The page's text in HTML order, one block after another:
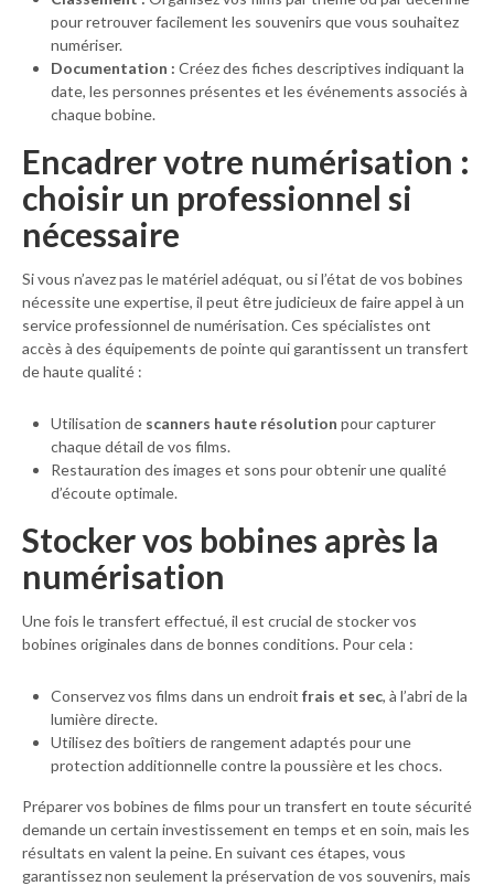
pour retrouver facilement les souvenirs que vous souhaitez
numériser.
Documentation : Créez des fiches descriptives indiquant la
date, les personnes présentes et les événements associés à
chaque bobine.
Encadrer votre numérisation :
choisir un professionnel si
nécessaire
Si vous n’avez pas le matériel adéquat, ou si l’état de vos bobines
nécessite une expertise, il peut être judicieux de faire appel à un
service professionnel de numérisation. Ces spécialistes ont
accès à des équipements de pointe qui garantissent un transfert
de haute qualité :
Utilisation de scanners haute résolution pour capturer
chaque détail de vos films.
Restauration des images et sons pour obtenir une qualité
d’écoute optimale.
Stocker vos bobines après la
numérisation
Une fois le transfert effectué, il est crucial de stocker vos
bobines originales dans de bonnes conditions. Pour cela :
Conservez vos films dans un endroit frais et sec, à l’abri de la
lumière directe.
Utilisez des boîtiers de rangement adaptés pour une
protection additionnelle contre la poussière et les chocs.
Préparer vos bobines de films pour un transfert en toute sécurité
demande un certain investissement en temps et en soin, mais les
résultats en valent la peine. En suivant ces étapes, vous
garantissez non seulement la préservation de vos souvenirs, mais